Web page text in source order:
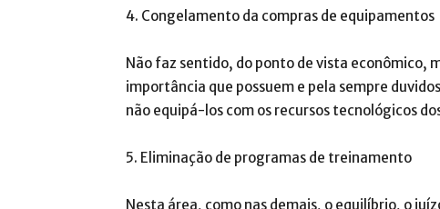
4. Congelamento da compras de equipamentos
Não faz sentido, do ponto de vista econômico,
importância que possuem e pela sempre
não equipá-los com os recursos tecnológicos
5. Eliminação de programas de treinamento
Nesta área, como nas demais, o equilíbrio, o